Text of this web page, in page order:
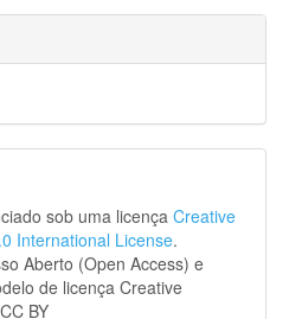
sob uma licença Creative
International License.
Aberto (Open Access) e
de licença Creative
BY